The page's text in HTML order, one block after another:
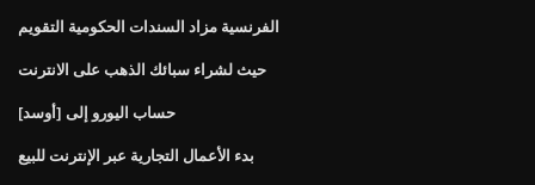
الفرنسية مزاد السندات الحكومية التقويم
حيث لشراء سبائك الذهب على الانترنت
حساب اليورو إلى [أوسد]
بدء الأعمال التجارية عبر الإنترنت للبيع